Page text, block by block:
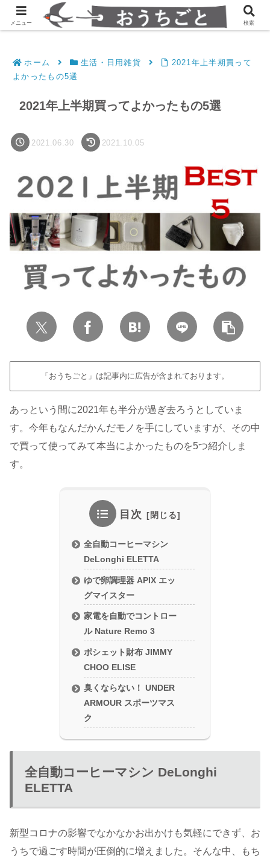
発達障害凸凹夫婦のシンプルすっきり生活
ホーム 生活・日用雑貨
2021年上半期買って
よかったもの5選
2021年上半期買ってよかったもの5選
2021.06.30 2021.10.05
「おうちごと」は記事内に広告が含まれております。
あっという間に2021年も半分が過ぎ去ろうとしていま
す。今年もなんだかんだモノを手にしていますが、その中
で買って使ってみて本当によかったものを5つ紹介しま
す。
目次
全自動コーヒーマシン
DeLonghi ELETTA
ゆで卵調理器 APIX エッ
グマイスター
家電を自動でコントロー
ル Nature Remo 3
ポシェット財布 JIMMY
CHOO ELISE
臭くならない！ UNDER
ARMOUR スポーツマス
ク
全自動コーヒーマシン DeLonghi
ELETTA
新型コロナの影響でなかなかお出かけも気軽にできず、お
うちで過ごす時間が圧倒的に増えました。そんな中、もち
メニュー 検索